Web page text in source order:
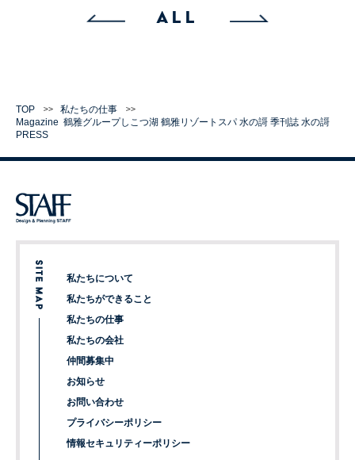
ALL
TOP
私たちの仕事
Magazine 鶴雅グループしこつ湖 鶴雅リゾートスパ 水の謌 季刊誌 水の謌
PRESS
私たちについて
私たちができること
私たちの仕事
私たちの会社
仲間募集中
お知らせ
お問い合わせ
プライバシーポリシー
情報セキュリティーポリシー